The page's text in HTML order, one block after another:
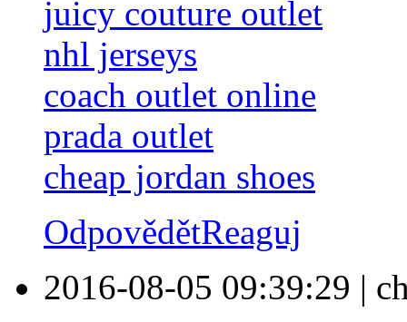
juicy couture outlet
nhl jerseys
coach outlet online
prada outlet
cheap jordan shoes
OdpovědětReaguj
2016-08-05 09:39:29 |